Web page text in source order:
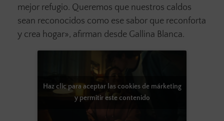
mejor refugio. Queremos que nuestros caldos
sean reconocidos como ese sabor que reconforta
y crea hogar», afirman desde Gallina Blanca.
Haz clic para aceptar las cookies de márketing
y permitir este contenido